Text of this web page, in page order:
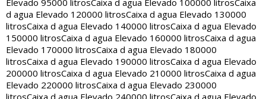
Elevado 95000 litrosCaixa d agua Elevado 100000 litrosCaixa
d agua Elevado 120000 litrosCaixa d agua Elevado 130000
litrosCaixa d agua Elevado 140000 litrosCaixa d agua Elevado
150000 litrosCaixa d agua Elevado 160000 litrosCaixa d agua
Elevado 170000 litrosCaixa d agua Elevado 180000
litrosCaixa d agua Elevado 190000 litrosCaixa d agua Elevado
200000 litrosCaixa d agua Elevado 210000 litrosCaixa d agua
Elevado 220000 litrosCaixa d agua Elevado 230000